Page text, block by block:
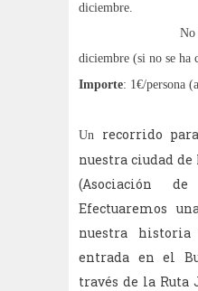
diciembre.
No
diciembre (si no se ha
Importe: 1€/persona
Un
recorrido
nuestra ciudad
(Asociación
Efectuaremos
nuestra
entrada en el
través de la Ruta